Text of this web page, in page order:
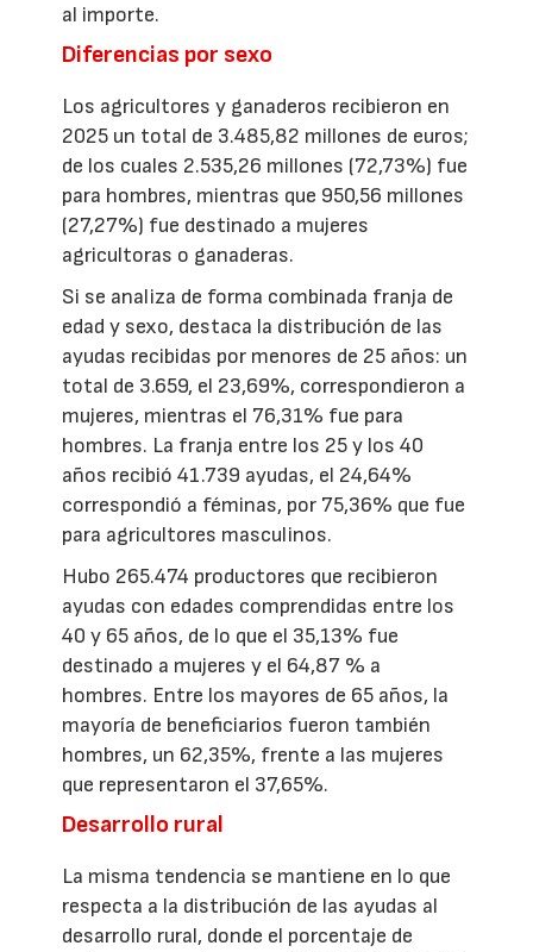
al importe.
Diferencias por sexo
Los agricultores y ganaderos recibieron en
2025 un total de 3.485,82 millones de euros;
de los cuales 2.535,26 millones (72,73%) fue
para hombres, mientras que 950,56 millones
(27,27%) fue destinado a mujeres
agricultoras o ganaderas.
Si se analiza de forma combinada franja de
edad y sexo, destaca la distribución de las
ayudas recibidas por menores de 25 años: un
total de 3.659, el 23,69%, correspondieron a
mujeres, mientras el 76,31% fue para
hombres. La franja entre los 25 y los 40
años recibió 41.739 ayudas, el 24,64%
correspondió a féminas, por 75,36% que fue
para agricultores masculinos.
Hubo 265.474 productores que recibieron
ayudas con edades comprendidas entre los
40 y 65 años, de lo que el 35,13% fue
destinado a mujeres y el 64,87 % a
hombres. Entre los mayores de 65 años, la
mayoría de beneficiarios fueron también
hombres, un 62,35%, frente a las mujeres
que representaron el 37,65%.
Desarrollo rural
La misma tendencia se mantiene en lo que
respecta a la distribución de las ayudas al
desarrollo rural, donde el porcentaje de